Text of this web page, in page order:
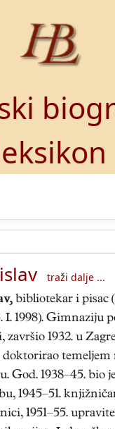
traži dalje ...
, bibliotekar i pisac
I. 1998). Gimnaziju
završio 1932. u
doktorirao temeljem
God. 1938–45. bio
1945–51.
1951–55.